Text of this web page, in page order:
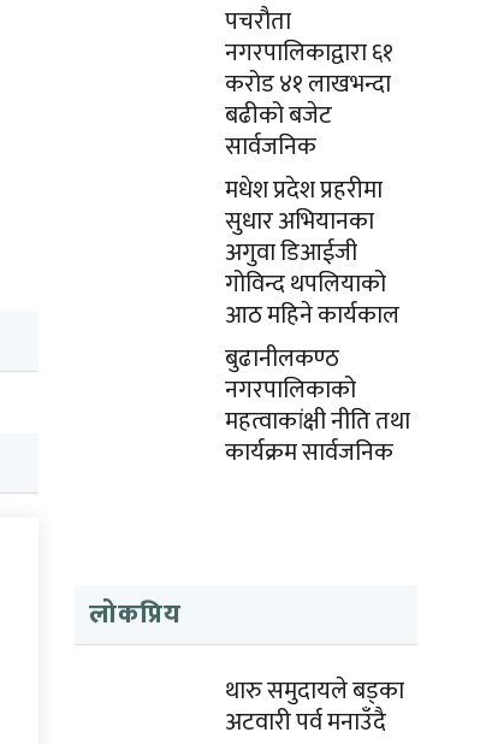
पचरौता
नगरपालिकाद्वारा ६१
करोड ४१ लाखभन्दा
बढीको बजेट
सार्वजनिक
मधेश प्रदेश प्रहरीमा
सुधार अभियानका
अगुवा डिआईजी
गोविन्द थपलियाको
आठ महिने कार्यकाल
बुढानीलकण्ठ
नगरपालिकाको
महत्वाकांक्षी नीति तथा
कार्यक्रम सार्वजनिक
लोकप्रिय
थारु समुदायले बड्का
अटवारी पर्व मनाउँदै